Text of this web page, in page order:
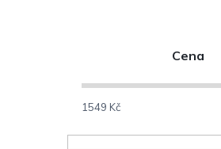
Cena
1549 Kč